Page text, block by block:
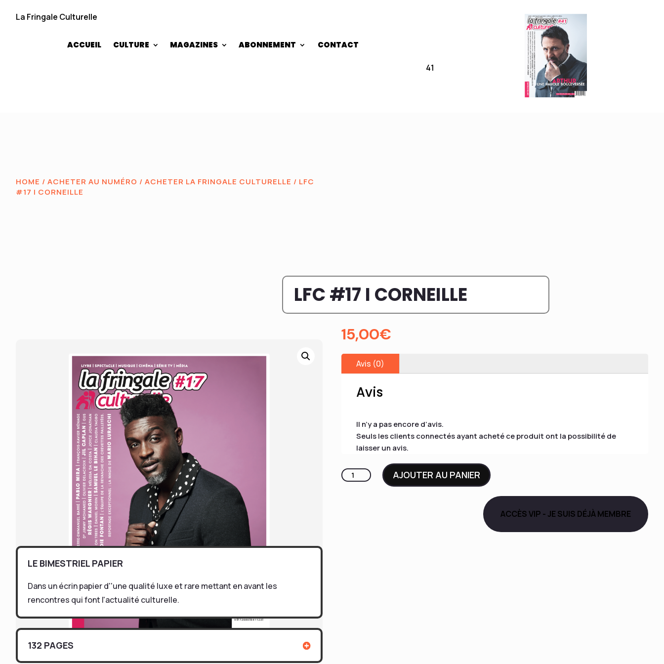
La Fringale Culturelle
41
ACCUEIL CULTURE MAGAZINES ABONNEMENT CONTACT
HOME / ACHETER AU NUMÉRO / ACHETER LA FRINGALE CULTURELLE / LFC
#17 I CORNEILLE
LE BIMESTRIEL PAPIER
Dans un écrin papier d''une qualité luxe et rare mettant en avant les
rencontres qui font l'actualité culturelle.
132 PAGES
LFC #17 I CORNEILLE
15,00€
Avis (0)
Avis
Il n’y a pas encore d’avis.
Seuls les clients connectés ayant acheté ce produit ont la possibilité de
laisser un avis.
quantité
AJOUTER AU PANIER
ACCÈS VIP - JE SUIS DÉJÀ MEMBRE